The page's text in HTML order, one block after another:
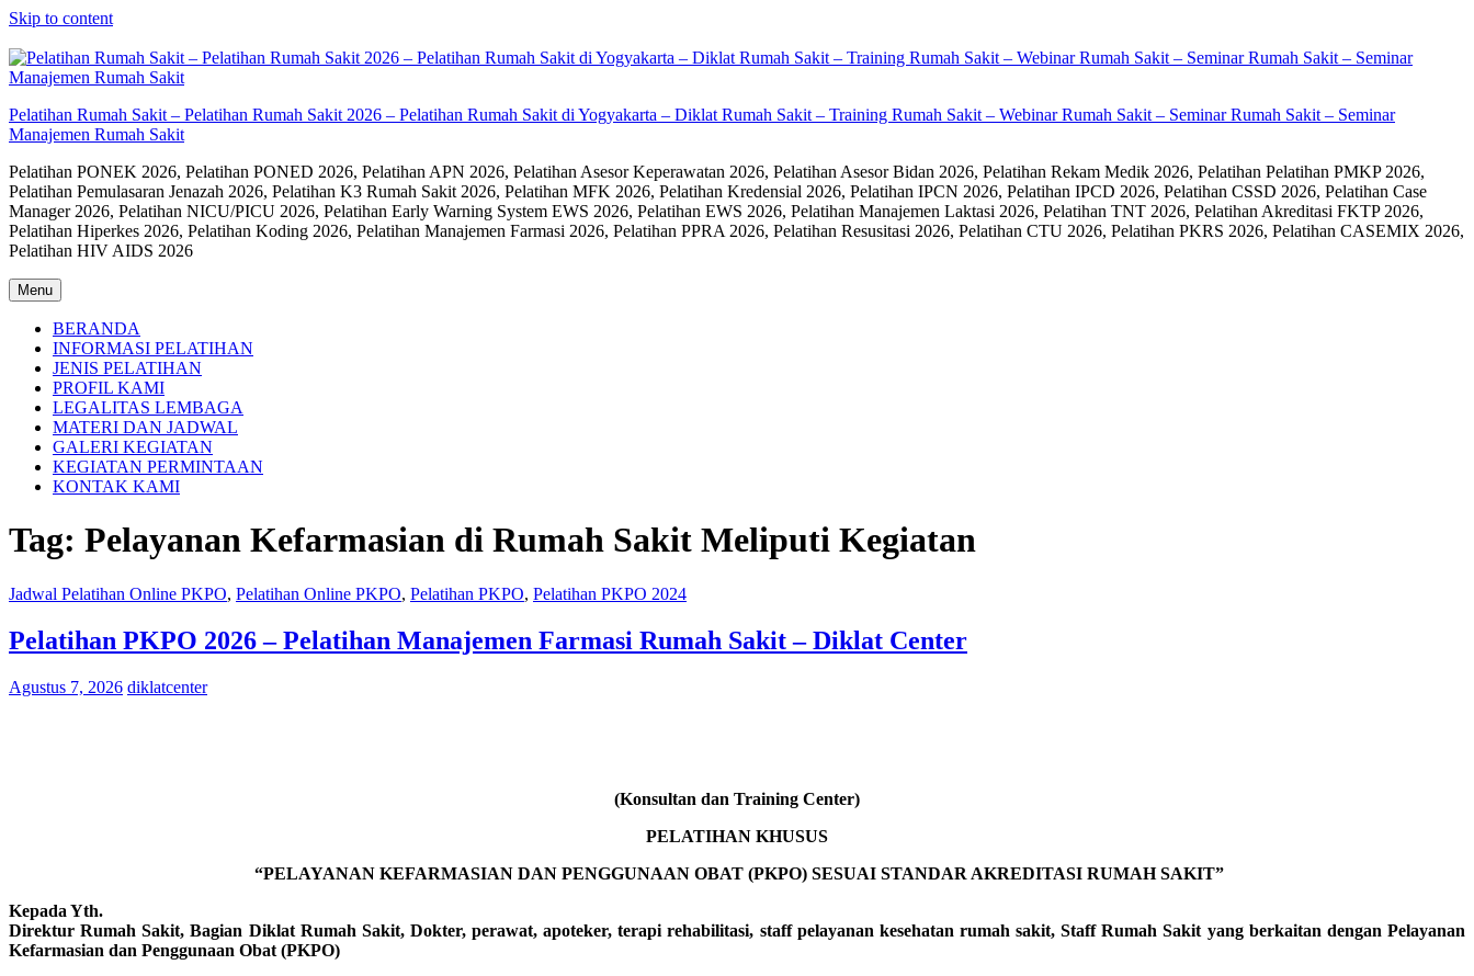
Skip to content
Pelatihan Rumah Sakit – Pelatihan Rumah Sakit 2026 – Pelatihan Rumah Sakit di Yogyakarta – Diklat Rumah Sakit – Training Rumah Sakit – Webinar Rumah Sakit – Seminar Rumah Sakit – Seminar
Manajemen Rumah Sakit
Pelatihan PONEK 2026, Pelatihan PONED 2026, Pelatihan APN 2026, Pelatihan Asesor Keperawatan 2026, Pelatihan Asesor Bidan 2026, Pelatihan Rekam Medik 2026, Pelatihan Pelatihan PMKP 2026,
Pelatihan Pemulasaran Jenazah 2026, Pelatihan K3 Rumah Sakit 2026, Pelatihan MFK 2026, Pelatihan Kredensial 2026, Pelatihan IPCN 2026, Pelatihan IPCD 2026, Pelatihan CSSD 2026, Pelatihan Case
Manager 2026, Pelatihan NICU/PICU 2026, Pelatihan Early Warning System EWS 2026, Pelatihan EWS 2026, Pelatihan Manajemen Laktasi 2026, Pelatihan TNT 2026, Pelatihan Akreditasi FKTP 2026,
Pelatihan Hiperkes 2026, Pelatihan Koding 2026, Pelatihan Manajemen Farmasi 2026, Pelatihan PPRA 2026, Pelatihan Resusitasi 2026, Pelatihan CTU 2026, Pelatihan PKRS 2026, Pelatihan CASEMIX 2026,
Pelatihan HIV AIDS 2026
Menu
BERANDA
INFORMASI PELATIHAN
JENIS PELATIHAN
PROFIL KAMI
LEGALITAS LEMBAGA
MATERI DAN JADWAL
GALERI KEGIATAN
KEGIATAN PERMINTAAN
KONTAK KAMI
Tag: Pelayanan Kefarmasian di Rumah Sakit Meliputi Kegiatan
Jadwal Pelatihan Online PKPO, Pelatihan Online PKPO, Pelatihan PKPO, Pelatihan PKPO 2024
Pelatihan PKPO 2026 – Pelatihan Manajemen Farmasi Rumah Sakit – Diklat Center
Agustus 7, 2026 diklatcenter
(Konsultan dan Training Center)
PELATIHAN KHUSUS
“PELAYANAN KEFARMASIAN DAN PENGGUNAAN OBAT (PKPO) SESUAI STANDAR AKREDITASI RUMAH SAKIT”
Kepada Yth.
Direktur Rumah Sakit, Bagian Diklat Rumah Sakit, Dokter, perawat, apoteker, terapi rehabilitasi, staff pelayanan kesehatan rumah sakit, Staff Rumah Sakit yang berkaitan dengan Pelayanan
Kefarmasian dan Penggunaan Obat (PKPO)